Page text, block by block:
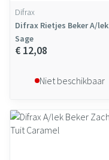
Difrax
Difrax Rietjes Beker A/lek
Sage
€ 12,08
Niet beschikbaar